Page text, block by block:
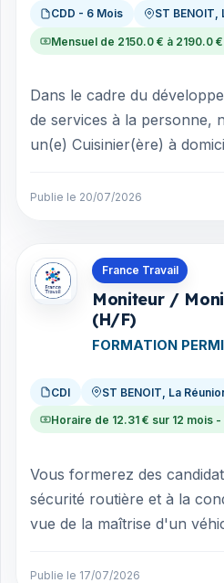
CDD - 6 Mois ST BENOIT,
Mensuel de 2150.0 € à 2190.0
Dans le cadre du
de services à la personne,
un(e) Cuisinier(ère) à
Publie le 20/07/2026
France Travail
Moniteur /
(H/F)
FORMATION
CDI ST BENOIT, La
Horaire de 12.31 € sur 12 mois
Vous formerez des
sécurité routière et à la
vue de la maîtrise d'un
Publie le 17/07/2026
Offres en La Réunion